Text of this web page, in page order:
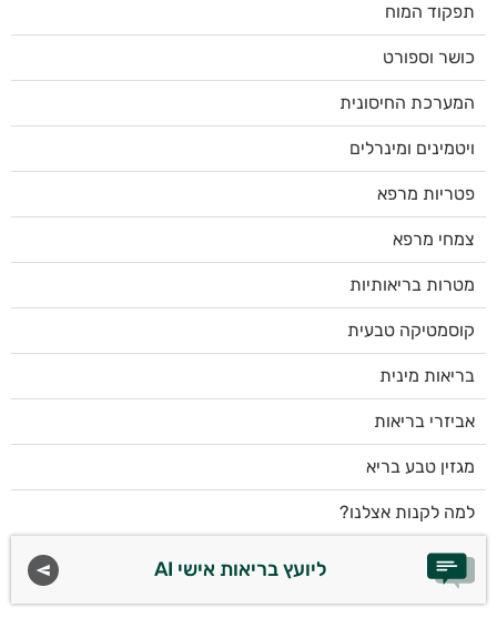
תפקוד המוח
כושר וספורט
המערכת החיסונית
ויטמינים ומינרלים
פטריות מרפא
צמחי מרפא
מטרות בריאותיות
קוסמטיקה טבעית
בריאות מינית
אביזרי בריאות
מגזין טבע בריא
למה לקנות אצלנו?
ליועץ בריאות אישי AI